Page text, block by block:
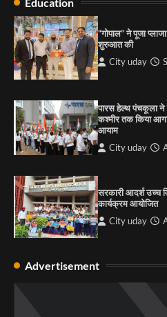
की कसम: देवशाली
City uday
“गोपाल” ने पूजा
शुरुआत की
City uday
पारस हेल्थ पंचकूला ने
कश्मीर तक किया
आयाम
City uday
सरकारी आदर्श उच्च
कार्यक्रम आयोजित
City uday
Advertisement